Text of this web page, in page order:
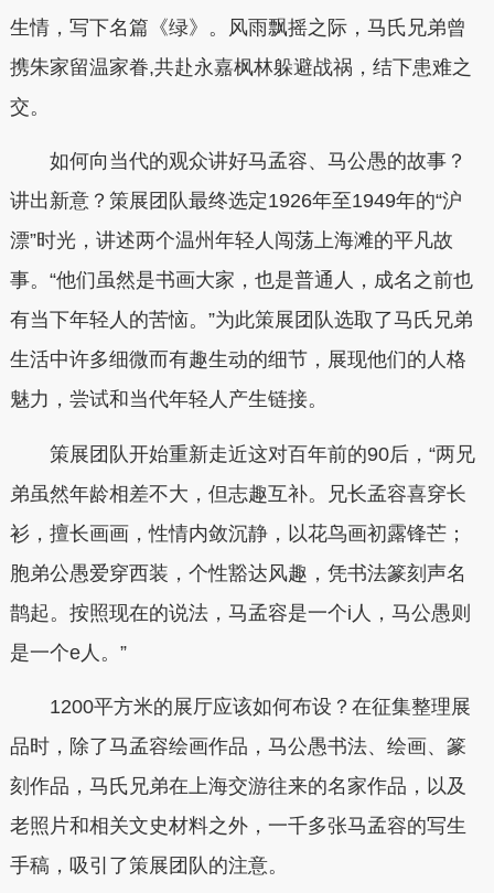
生情，写下名篇《绿》。风雨飘摇之际，马氏兄弟曾
携朱家留温家眷,共赴永嘉枫林躲避战祸，结下患难之
交。
如何向当代的观众讲好马孟容、马公愚的故事？
讲出新意？策展团队最终选定1926年至1949年的“沪
漂”时光，讲述两个温州年轻人闯荡上海滩的平凡故
事。“他们虽然是书画大家，也是普通人，成名之前也
有当下年轻人的苦恼。”为此策展团队选取了马氏兄弟
生活中许多细微而有趣生动的细节，展现他们的人格
魅力，尝试和当代年轻人产生链接。
策展团队开始重新走近这对百年前的90后，“两兄
弟虽然年龄相差不大，但志趣互补。兄长孟容喜穿长
衫，擅长画画，性情内敛沉静，以花鸟画初露锋芒；
胞弟公愚爱穿西装，个性豁达风趣，凭书法篆刻声名
鹊起。按照现在的说法，马孟容是一个i人，马公愚则
是一个e人。”
1200平方米的展厅应该如何布设？在征集整理展
品时，除了马孟容绘画作品，马公愚书法、绘画、篆
刻作品，马氏兄弟在上海交游往来的名家作品，以及
老照片和相关文史材料之外，一千多张马孟容的写生
手稿，吸引了策展团队的注意。